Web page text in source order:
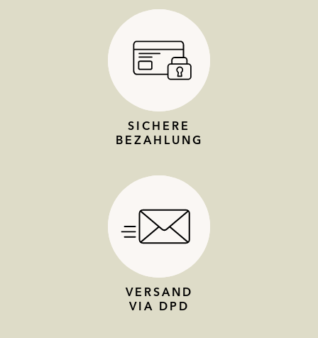
SICHERE
BEZAHLUNG
VERSAND
VIA DPD